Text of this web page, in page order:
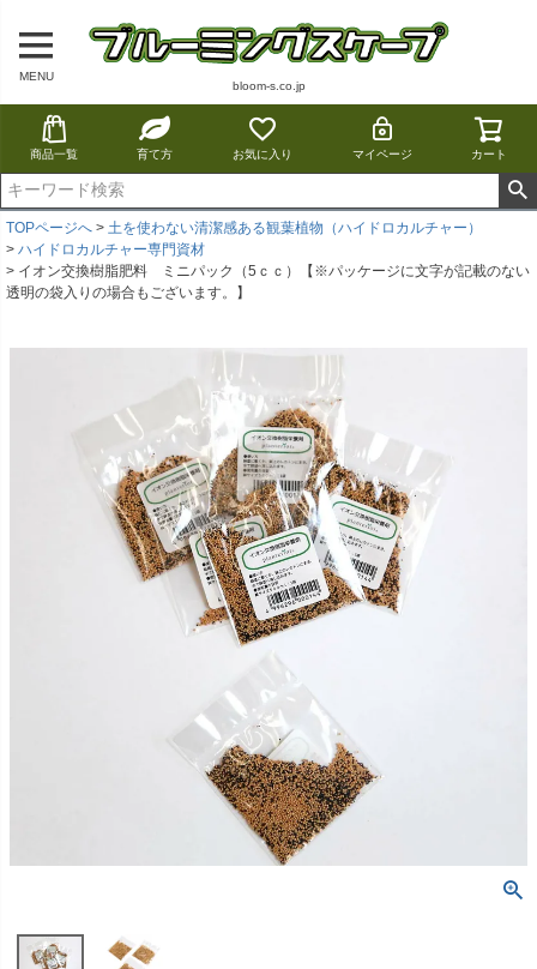
MENU
bloom-s.co.jp
商品一覧 育て方 お気に入り マイページ カート
TOPページへ
土を使わない清潔感ある観葉植物（ハイドロカルチャー）
ハイドロカルチャー専門資材
イオン交換樹脂肥料 ミニパック（5ｃｃ）【※パッケージに文字が記載のない
透明の袋入りの場合もございます。】